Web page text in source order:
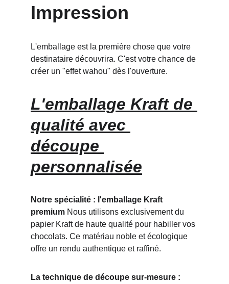
Impression
L'emballage est la première chose que votre
destinataire découvrira. C'est votre chance de
créer un "effet wahou" dès l'ouverture.
L'emballage Kraft de
qualité avec
découpe
personnalisée
Notre spécialité : l'emballage Kraft
premium Nous utilisons exclusivement du
papier Kraft de haute qualité pour habiller vos
chocolats. Ce matériau noble et écologique
offre un rendu authentique et raffiné.
La technique de découpe sur-mesure :